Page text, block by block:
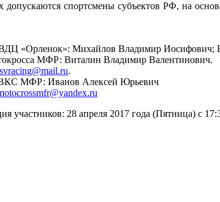
допускаются спортсмены субъектов РФ, на
«Орленок»: Михайлов Владимир Иосифович;
МФР: Виталин Владимир Валентинович.
svracing@mail.ru.
ВКС МФР: Иванов Алексей Юрьевич
участников: 28 апреля 2017 года (Пятница) с